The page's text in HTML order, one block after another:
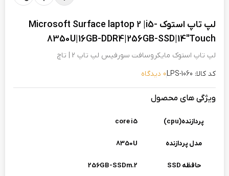
لپ تاپ استوک Microsoft Surface laptop 2 |i5-
8350U|16GB-DDR4|256GB-SSD|14"Touch
لپ تاپ استوک مایکروسافت سورفیس لپ تاپ 2 | تاچ
کد کالا: LPS-1060
0 دیدگاه
ویژگی های محصول
پردازنده(cpu)
مدل پردازنده
حافظه SSD